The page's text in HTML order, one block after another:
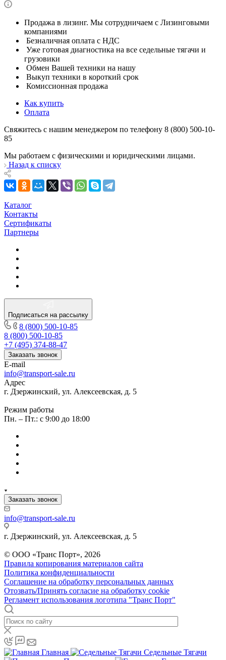
Продажа в лизинг. Мы сотрудничаем с Лизинговыми
компаниями
Безналичная оплата с НДС
Уже готовая диагностика на все седельные тягачи и
грузовики
Обмен Вашей техники на нашу
Выкуп техники в короткий срок
Комиссионная продажа
Как купить
Оплата
Свяжитесь с нашим менеджером по телефону 8 (800) 500-10-
85
Мы работаем с физическими и юридическими лицами.
Назад к списку
Каталог
Контакты
Сертификаты
Партнеры
Подписаться на рассылку
8 (800) 500-10-85
8 (800) 500-10-85
+7 (495) 374-88-47
Заказать звонок
E-mail
info@transport-sale.ru
Адрес
г. Дзержинский, ул. Алексеевская, д. 5
Режим работы
Пн. – Пт.: с 9:00 до 18:00
Заказать звонок
info@transport-sale.ru
г. Дзержинский, ул. Алексеевская, д. 5
© ООО «Транс Порт», 2026
Правила копирования материалов сайта
Политика конфиденциальности
Соглашение на обработку персональных данных
Отозвать/Принять согласие на обработку cookie
Регламент использования логотипа "Транс Порт"
Главная
Седельные Тягачи